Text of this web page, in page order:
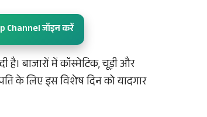
Channel जॉइन करें
बाजारों में कॉस्मेटिक, चूड़ी और
के लिए इस विशेष दिन को यादगार